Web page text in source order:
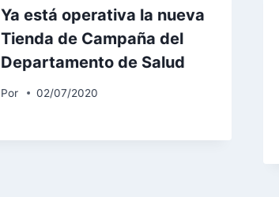
Ya está operativa la nueva
Tienda de Campaña del
Departamento de Salud
Por 02/07/2020